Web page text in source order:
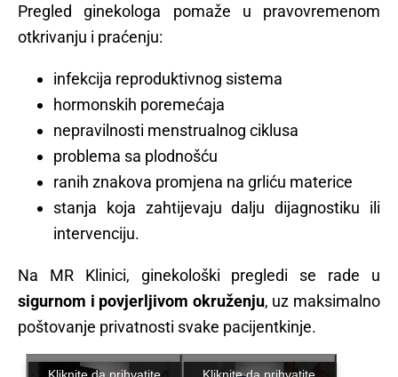
Pregled ginekologa pomaže u pravovremenom
otkrivanju i praćenju:
infekcija reproduktivnog sistema
hormonskih poremećaja
nepravilnosti menstrualnog ciklusa
problema sa plodnošću
ranih znakova promjena na grliću materice
stanja koja zahtijevaju dalju dijagnostiku ili
intervenciju.
Na MR Klinici, ginekološki pregledi se rade u
sigurnom i povjerljivom okruženju, uz maksimalno
poštovanje privatnosti svake pacijentkinje.